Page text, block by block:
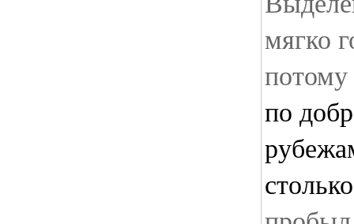
мягко
по